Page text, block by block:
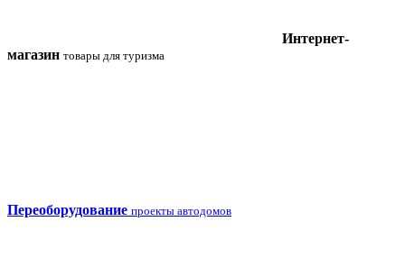
Интернет-
магазин товары для туризма
Переоборудование проекты автодомов